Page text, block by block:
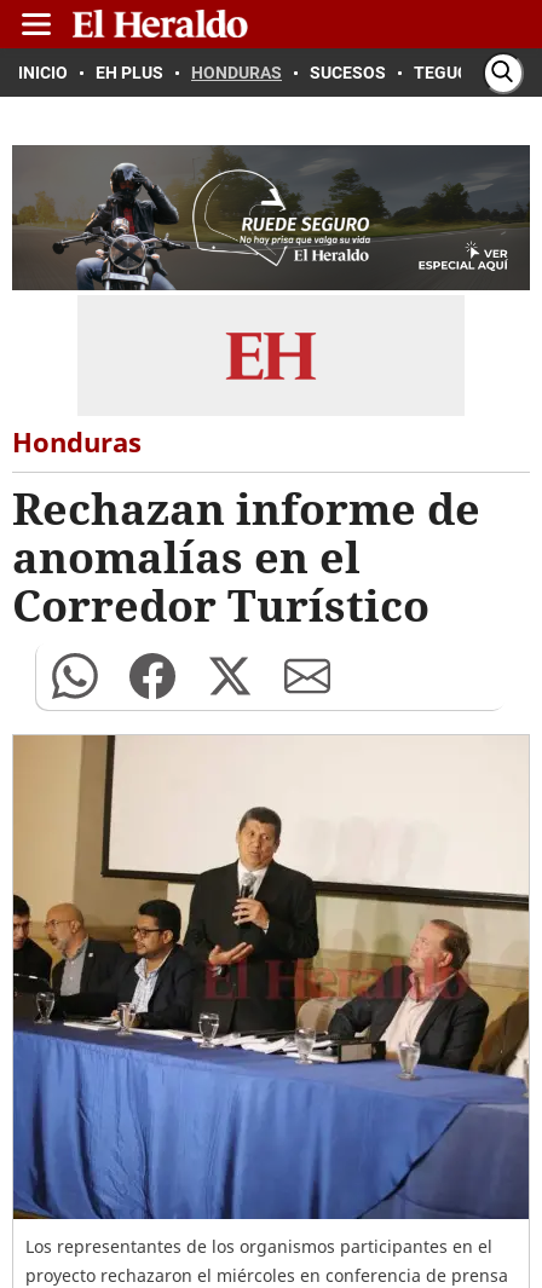
INICIO EH PLUS HONDURAS SUCESOS TEGUCIGALPA
Honduras
Rechazan informe de
anomalías en el
Corredor Turístico
Los representantes de los organismos participantes en el
proyecto rechazaron el miércoles en conferencia de prensa